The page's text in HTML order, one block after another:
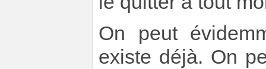
On peut
existe déjà. On